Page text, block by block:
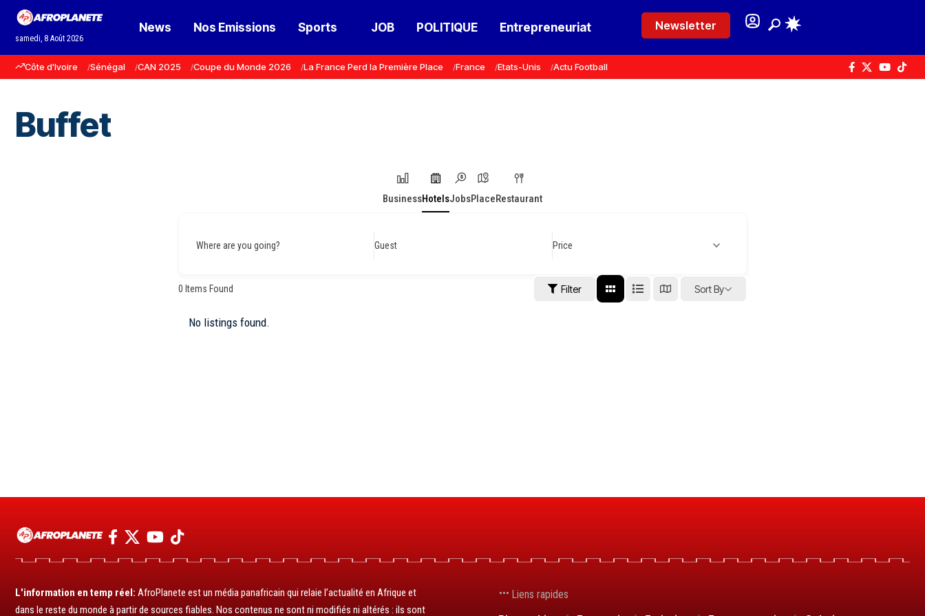
samedi, 8 Août 2026
News Nos Emissions Sports JOB POLITIQUE Entrepreneuriat Newsletter
Côte d'Ivoire Sénégal CAN 2025 Coupe du Monde 2026 La France Perd la Première Place France Etats-Unis Actu Football
Buffet
BusinessHotelsJobsPlaceRestaurant
Where are you going? Guest Price
0 Items Found Filter Sort By
No listings found.
L'information en temp réel: AfroPlanete est un média panafricain qui relaie l’actualité en Afrique et
dans le reste du monde à partir de sources fiables. Nos contenus ne sont ni modifiés ni altérés : ils sont
Liens rapides